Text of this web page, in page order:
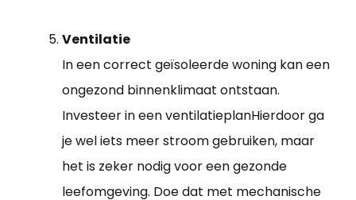
Ventilatie
In een correct geïsoleerde woning kan een
ongezond binnenklimaat ontstaan.
Investeer in een ventilatieplanHierdoor ga
je wel iets meer stroom gebruiken, maar
het is zeker nodig voor een gezonde
leefomgeving. Doe dat met mechanische